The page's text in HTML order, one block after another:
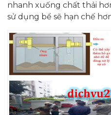
nhanh xuống chất thải
sử dụng bể sẽ hạn chế